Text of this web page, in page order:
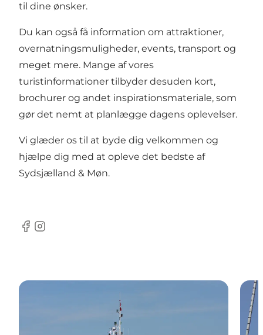
til dine ønsker.
Du kan også få information om attraktioner,
overnatningsmuligheder, events, transport og
meget mere. Mange af vores
turistinformationer tilbyder desuden kort,
brochurer og andet inspirationsmateriale, som
gør det nemt at planlægge dagens oplevelser.
Vi glæder os til at byde dig velkommen og
hjælpe dig med at opleve det bedste af
Sydsjælland & Møn.
Facebook
Instagram